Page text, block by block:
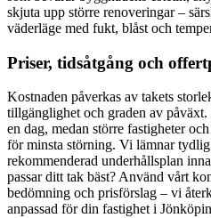
skjuta upp större renoveringar –
väderläge med fukt, blåst och
Priser, tidsåtgång och
Kostnaden påverkas av takets
tillgänglighet och graden av
en dag, medan större fastigheter
för minsta störning. Vi lämnar
rekommenderad underhållsplan
passar ditt tak bäst? Använd vårt
bedömning och prisförslag – vi
anpassad för din fastighet i